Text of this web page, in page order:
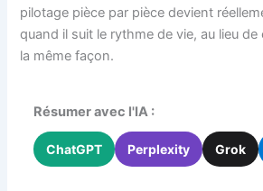
pilotage pièce par pièce devient
quand il suit le rythme de vie, au lieu
la même façon.
Résumer avec l'IA :
ChatGPT Perplexity Grok